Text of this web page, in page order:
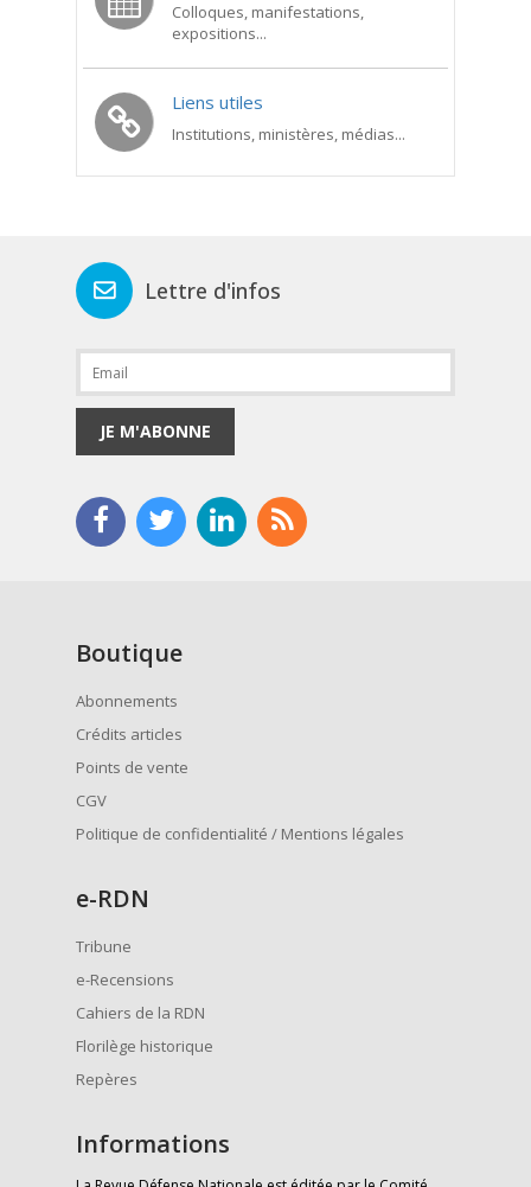
Colloques, manifestations,
expositions...
Liens utiles
Institutions, ministères, médias...
Lettre d'infos
JE M'ABONNE
Boutique
Abonnements
Crédits articles
Points de vente
CGV
Politique de confidentialité / Mentions légales
e-RDN
Tribune
e-Recensions
Cahiers de la RDN
Florilège historique
Repères
Informations